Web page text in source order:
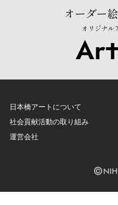
オーダー
オリジナル
日本橋アートについて
社会貢献活動の取り組み
運営会社